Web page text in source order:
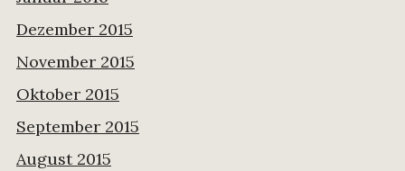
Dezember 2015
November 2015
Oktober 2015
September 2015
August 2015